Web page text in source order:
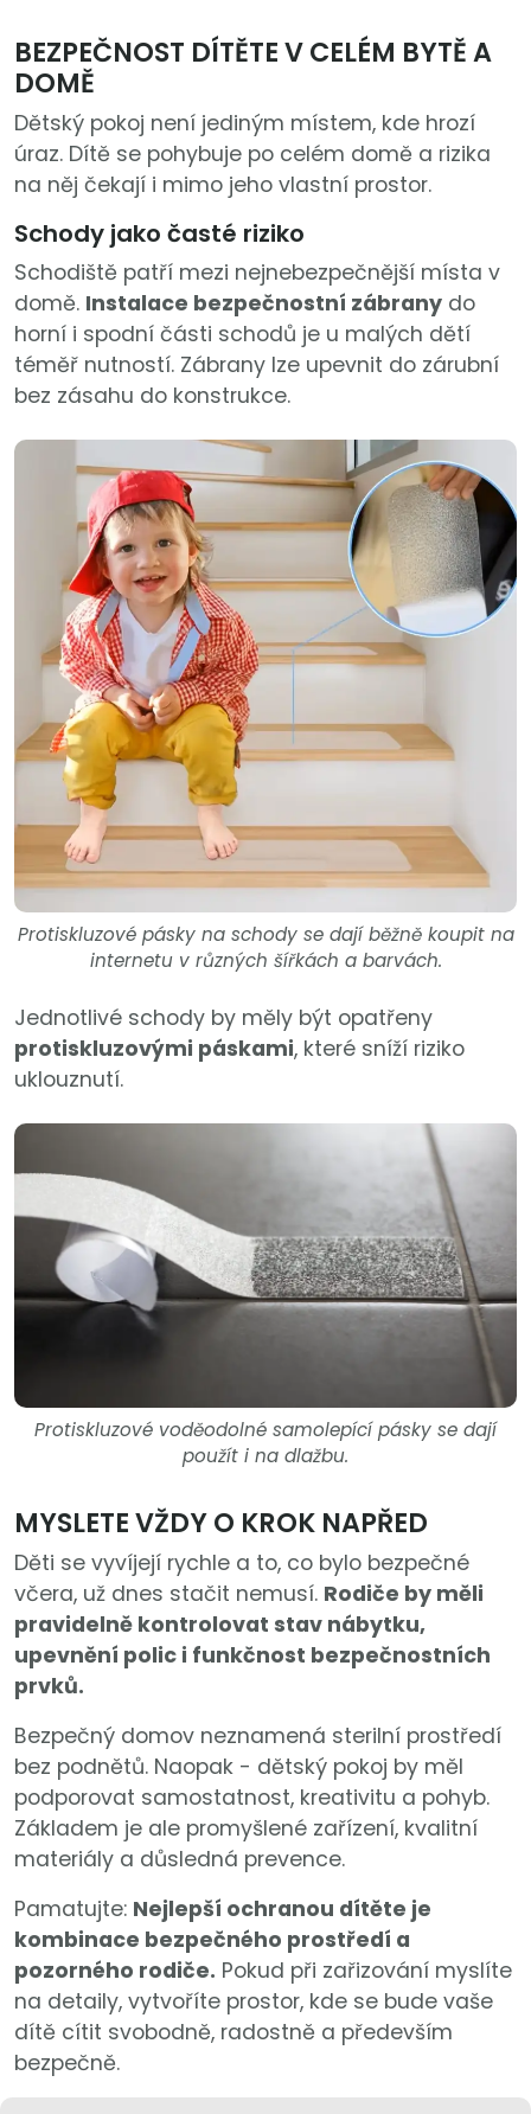
BEZPEČNOST DÍTĚTE V CELÉM BYTĚ A
DOMĚ
Dětský pokoj není jediným místem, kde hrozí
úraz. Dítě se pohybuje po celém domě a rizika
na něj čekají i mimo jeho vlastní prostor.
Schody jako časté riziko
Schodiště patří mezi nejnebezpečnější místa v
domě. Instalace bezpečnostní zábrany do
horní i spodní části schodů je u malých dětí
téměř nutností. Zábrany lze upevnit do zárubní
bez zásahu do konstrukce.
Protiskluzové pásky na schody se dají běžně koupit na
internetu v různých šířkách a barvách.
Jednotlivé schody by měly být opatřeny
protiskluzovými páskami, které sníží riziko
uklouznutí.
Protiskluzové voděodolné samolepící pásky se dají
použít i na dlažbu.
MYSLETE VŽDY O KROK NAPŘED
Děti se vyvíjejí rychle a to, co bylo bezpečné
včera, už dnes stačit nemusí. Rodiče by měli
pravidelně kontrolovat stav nábytku,
upevnění polic i funkčnost bezpečnostních
prvků.
Bezpečný domov neznamená sterilní prostředí
bez podnětů. Naopak - dětský pokoj by měl
podporovat samostatnost, kreativitu a pohyb.
Základem je ale promyšlené zařízení, kvalitní
materiály a důsledná prevence.
Pamatujte: Nejlepší ochranou dítěte je
kombinace bezpečného prostředí a
pozorného rodiče. Pokud při zařizování myslíte
na detaily, vytvoříte prostor, kde se bude vaše
dítě cítit svobodně, radostně a především
bezpečně.